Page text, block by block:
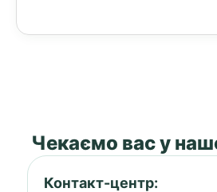
Чекаємо вас у
Контакт-центр: